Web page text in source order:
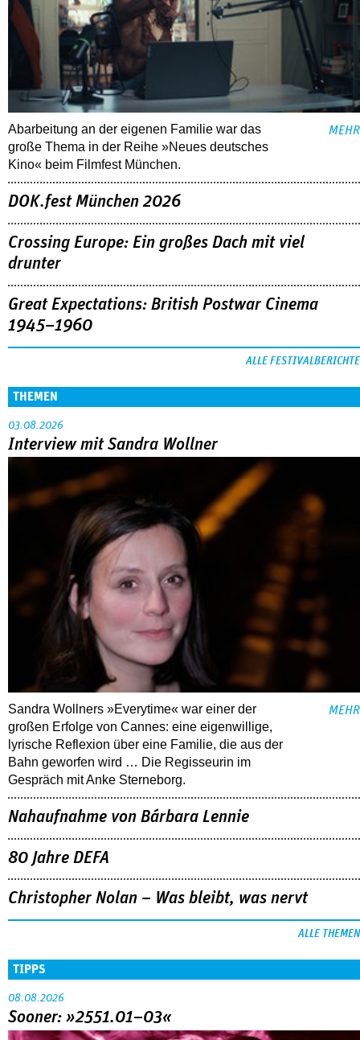
Abarbeitung an der eigenen Familie war das
große Thema in der Reihe »Neues deutsches
Kino« beim Filmfest München.
MEHR
DOK.fest München 2026
Crossing Europe: Ein großes Dach mit viel
drunter
Great Expectations: British Postwar Cinema
1945–1960
ALLE FESTIVALBERICHTE
THEMEN
03.08.2026
Interview mit Sandra Wollner
Sandra Wollners »Everytime« war einer der
großen Erfolge von Cannes: eine eigenwillige,
lyrische Reflexion über eine ­Familie, die aus der
Bahn geworfen wird … Die Regisseurin im
Gespräch mit Anke Sterneborg.
MEHR
Nahaufnahme von Bárbara Lennie
80 Jahre DEFA
Christopher Nolan – Was bleibt, was nervt
ALLE THEMEN
TIPPS
08.08.2026
Sooner: »2551.01–03«